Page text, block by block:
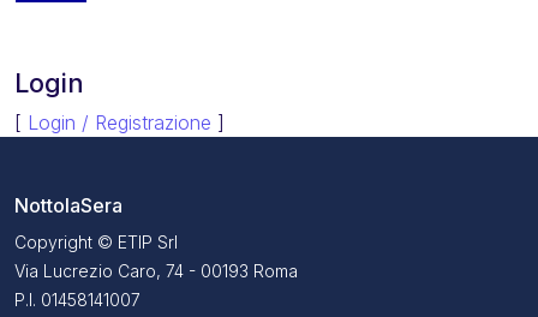
Login
[ Login / Registrazione ]
NottolaSera
Copyright © ETIP Srl
Via Lucrezio Caro, 74 - 00193 Roma
P.I. 01458141007